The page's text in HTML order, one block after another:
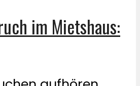
im Mietshaus: